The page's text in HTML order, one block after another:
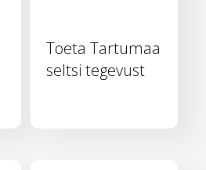
Toeta Tartumaa
seltsi tegevust